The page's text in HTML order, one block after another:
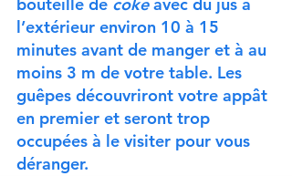
bouteille de coke avec du jus à
l’extérieur environ 10 à 15
minutes avant de manger et à au
moins 3 m de votre table. Les
guêpes découvriront votre appât
en premier et seront trop
occupées à le visiter pour vous
déranger.